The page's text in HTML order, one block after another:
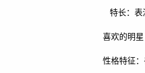
特长：表
喜欢的明
性格特征